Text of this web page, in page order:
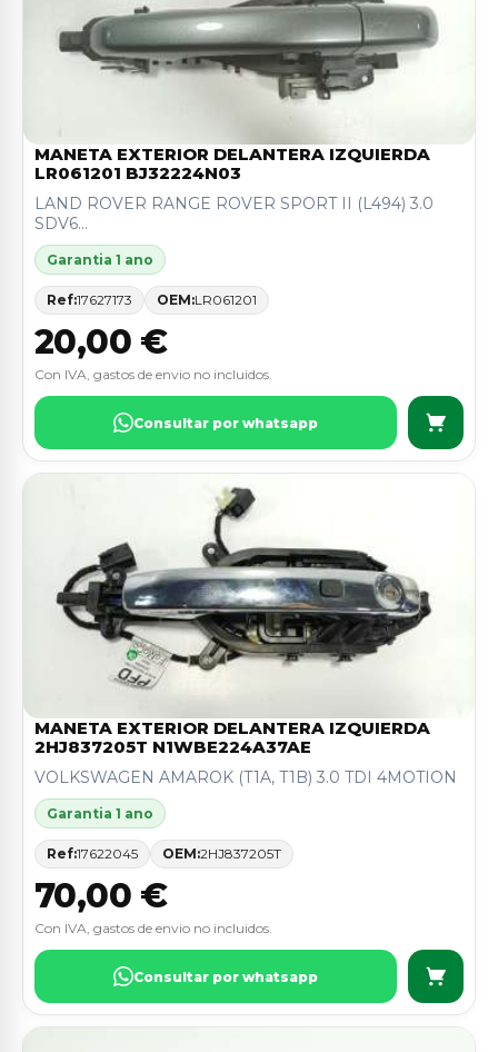
MANETA EXTERIOR DELANTERA IZQUIERDA
LR061201 BJ32224N03
LAND ROVER RANGE ROVER SPORT II (L494) 3.0
SDV6...
Garantia 1 ano
Ref:17627173 OEM:LR061201
20,00 €
Con IVA, gastos de envio no incluidos.
Consultar por whatsapp
MANETA EXTERIOR DELANTERA IZQUIERDA
2HJ837205T N1WBE224A37AE
VOLKSWAGEN AMAROK (T1A, T1B) 3.0 TDI 4MOTION
Garantia 1 ano
Ref:17622045 OEM:2HJ837205T
70,00 €
Con IVA, gastos de envio no incluidos.
Consultar por whatsapp